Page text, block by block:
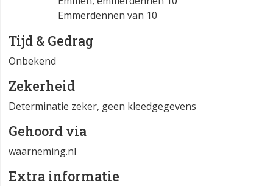
Emmerdennen van 10
Tijd & Gedrag
Onbekend
Zekerheid
Determinatie zeker, geen kleedgegevens
Gehoord via
waarneming.nl
Extra informatie